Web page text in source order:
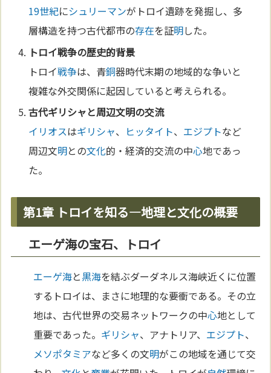
19世紀にシュリーマンがトロイ遺跡を発掘し、多
層構造を持つ古代都市の存在を証明した。
トロイ戦争の歴史的背景
トロイ戦争は、青銅器時代末期の地域的な争いと
複雑な外交関係に起因していると考えられる。
古代ギリシャと周辺文明の交流
イリオスはギリシャ、 ヒッタイト、 エジプトなど
周辺文明との文化的・経済的交流の中心地であっ
た。
第1章 トロイを知る—地理と文化の概要
エーゲ海の宝石、トロイ
エーゲ海と黒海を結ぶダーダネルス海峡近くに位置
するトロイは、まさに地理的な要衝である。その立
地は、古代世界の交易ネットワークの中心地として
重要であった。 ギリシャ、アナトリア、 エジプト、
メソポタミアなど多くの文明がこの地域を通じて交